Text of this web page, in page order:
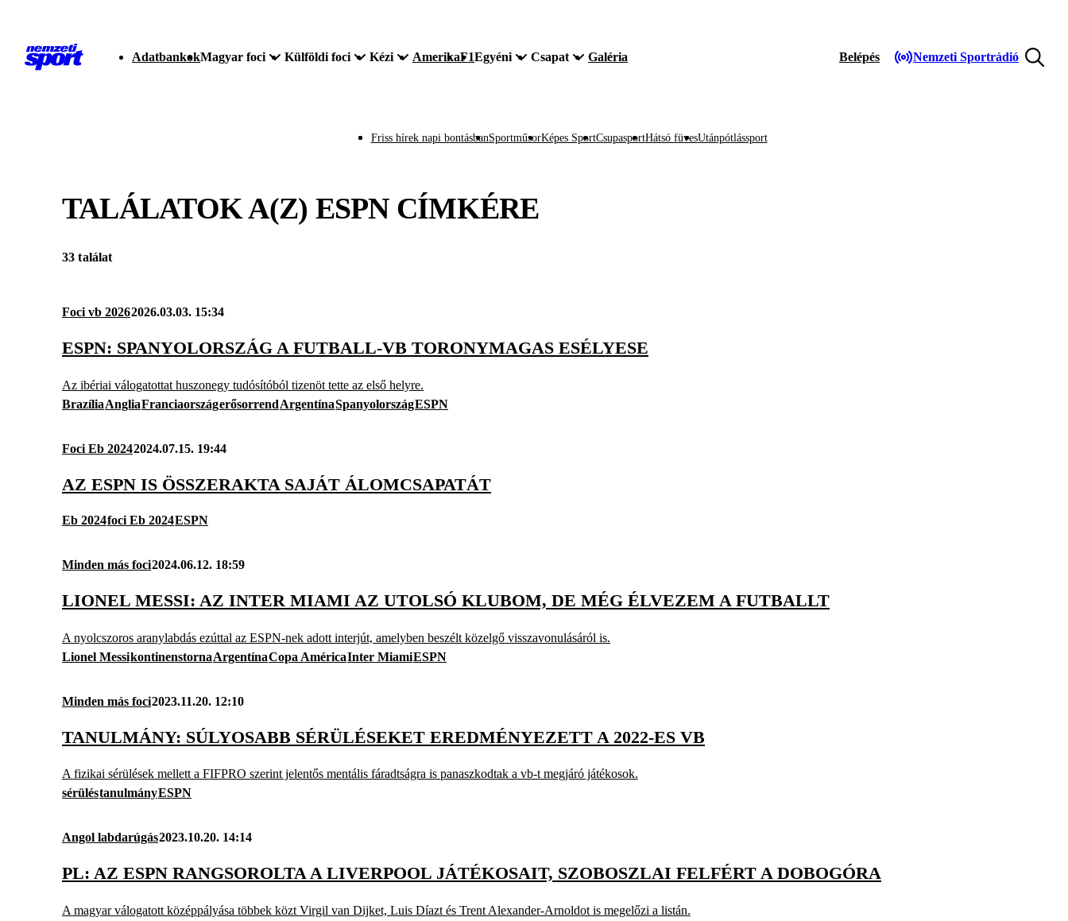
AdatbankokMagyar foci Külföldi foci Kézi AmerikaF1Egyéni Csapat Galéria Belépés Nemzeti Sportrádió
Friss hírek napi bontásbanSportműsorKépes SportCsupasportHátsó füvesUtánpótlássport
TALÁLATOK A(Z) ESPNCÍMKÉRE
33 találat
Foci vb 20262026.03.03. 15:34
ESPN: SPANYOLORSZÁG A FUTBALL-VB TORONYMAGAS ESÉLYESE
Az ibériai válogatottat huszonegy tudósítóból tizenöt tette az első helyre.
BrazíliaAngliaFranciaországerősorrendArgentínaSpanyolországESPN
Foci Eb 20242024.07.15. 19:44
AZ ESPN IS ÖSSZERAKTA SAJÁT ÁLOMCSAPATÁT
Eb 2024foci Eb 2024ESPN
Minden más foci2024.06.12. 18:59
LIONEL MESSI: AZ INTER MIAMI AZ UTOLSÓ KLUBOM, DE MÉG ÉLVEZEM A FUTBALLT
A nyolcszoros aranylabdás ezúttal az ESPN-nek adott interjút, amelyben beszélt közelgő visszavonulásáról is.
Lionel MessikontinenstornaArgentínaCopa AméricaInter MiamiESPN
Minden más foci2023.11.20. 12:10
TANULMÁNY: SÚLYOSABB SÉRÜLÉSEKET EREDMÉNYEZETT A 2022-ES VB
A fizikai sérülések mellett a FIFPRO szerint jelentős mentális fáradtságra is panaszkodtak a vb-t megjáró játékosok.
sérüléstanulmányESPN
Angol labdarúgás2023.10.20. 14:14
PL: AZ ESPN RANGSOROLTA A LIVERPOOL JÁTÉKOSAIT, SZOBOSZLAI FELFÉRT A DOBOGÓRA
A magyar válogatott középpályása többek közt Virgil van Dijket, Luis Díazt és Trent Alexander-Arnoldot is megelőzi a listán.